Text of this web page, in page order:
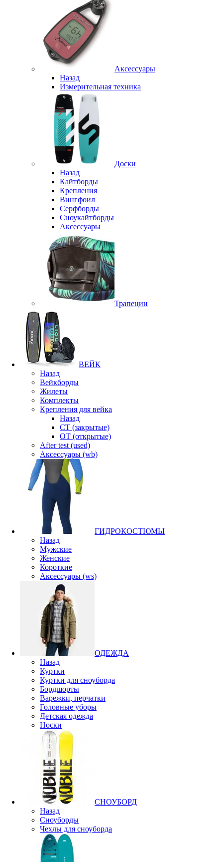
Аксессуары
Назад
Измерительная техника
Доски
Назад
Кайтборды
Крепления
Вингфоил
Серфборды
Сноукайтборды
Аксессуары
Трапеции
ВЕЙК
Назад
Вейкборды
Жилеты
Комплекты
Крепления для вейка
Назад
CT (закрытые)
OT (открытые)
After test (used)
Аксессуары (wb)
ГИДРОКОСТЮМЫ
Назад
Мужские
Женские
Короткие
Аксессуары (ws)
ОДЕЖДА
Назад
Куртки
Куртки для сноуборда
Бордшорты
Варежки, перчатки
Головные уборы
Детская одежда
Носки
СНОУБОРД
Назад
Сноуборды
Чехлы для сноуборда